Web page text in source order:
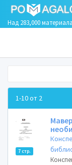
Над 283,000 материала
1-10 от 2
7 стр.